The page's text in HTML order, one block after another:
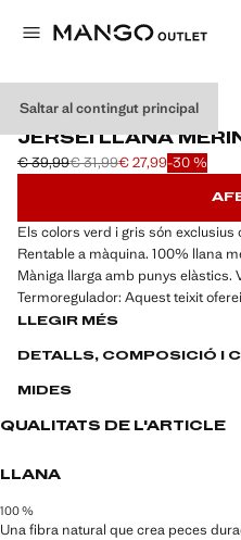
Saltar al contingut principal
PERFORMANCE
JERSEI LLANA
Preu inicial ratllat [€ 39,99 ]
€ 39,99
Segon preu ratllat [€ 31,99 ]
€ 31,99
Preu actual [€ 27,99 ]
€ 27,99-30 %
Selecciona un color
Els colors verd i gris són exclusius
Rentable a màquina. 100% llana
Màniga llarga amb punys elàstics.
Termoregulador: Aquest teixit
mantenir-te a una temperatura
exclusiu online
tècniques que et mantindran
bi-stretch, d'assecat ràpid, fàcil
generals: Termoregulador,
LLEGIR MÉS
DETALLS, COMPOSICIÓ I
MIDES
QUALITATS DE L'ARTICLE
LLANA
100 %
Una fibra natural que crea peces